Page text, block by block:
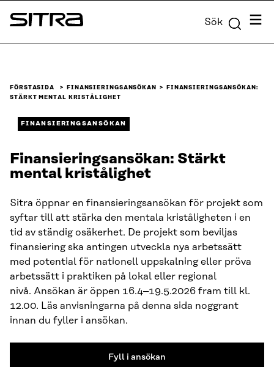
Skip to
content
Sitra Sök Meny
FÖRSTASIDA FINANSIERINGSANSÖKAN
FINANSIERINGSANSÖKAN:
STÄRKT MENTAL KRISTÅLIGHET
FINANSIERINGSANSÖKAN
Finansieringsansökan: Stärkt
mental kristålighet
Sitra öppnar en finansieringsansökan för projekt som
syftar till att stärka den mentala kriståligheten i en
tid av ständig osäkerhet. De projekt som beviljas
finansiering ska antingen utveckla nya arbetssätt
med potential för nationell uppskalning eller pröva
arbetssätt i praktiken på lokal eller regional
nivå. Ansökan är öppen 16.4–19.5.2026 fram till kl.
12.00. Läs anvisningarna på denna sida noggrant
innan du fyller i ansökan.
Fyll i ansökan